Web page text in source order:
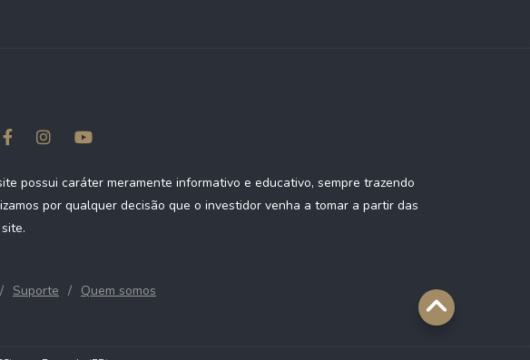
possui caráter meramente informativo e educativo, sempre trazendo
por qualquer decisão que o investidor venha a tomar a partir das
Suporte Quem somos